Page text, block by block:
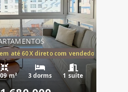
até 60X direto com vendedor
m² 3 dorms 1 suíte